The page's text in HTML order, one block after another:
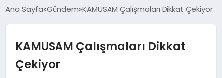
ANA SAYFA
GÜNDEM
Ana Sayfa Gündem KAMUSAM Çalışmaları Dikkat Çekiyor
KAMUSAM Çalışmaları Dikkat
Çekiyor